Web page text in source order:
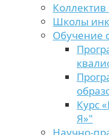
Школы
Обучение
Курс
Я»"